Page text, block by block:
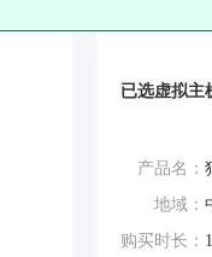
已选虚拟主
产品名：
地域：
购买时长：